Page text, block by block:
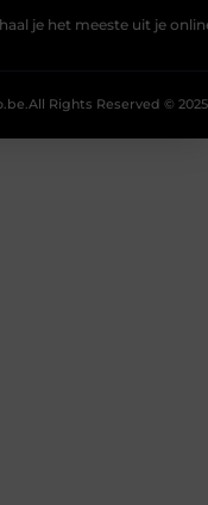
je het meeste uit je
All Rights Reserved © 2025